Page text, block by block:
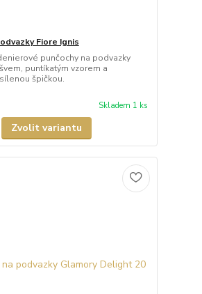
Fiore Ignis
punčochy na podvazky
puntíkatým vzorem a
špičkou.
Skladem 1 ks
Zvolit variantu